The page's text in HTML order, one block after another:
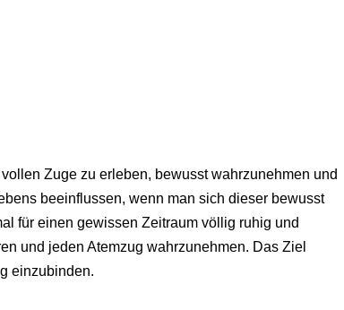
Zuge zu erleben, bewusst wahrzunehmen und
beeinflussen, wenn man sich dieser bewusst
für einen gewissen Zeitraum völlig ruhig und
und jeden Atemzug wahrzunehmen. Das Ziel
einzubinden.